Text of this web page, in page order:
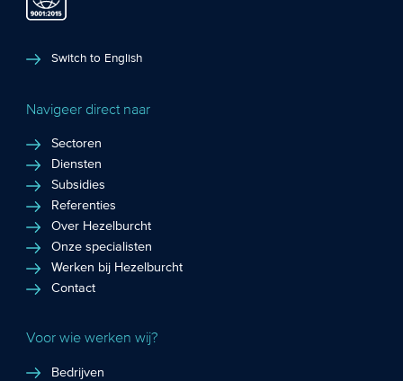
Switch to English
Navigeer direct naar
Sectoren
Diensten
Subsidies
Referenties
Over Hezelburcht
Onze specialisten
Werken bij Hezelburcht
Contact
Voor wie werken wij?
Bedrijven